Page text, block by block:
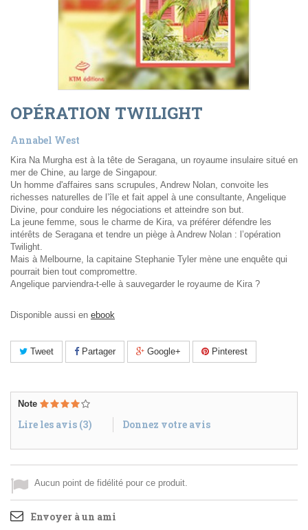
OPÉRATION TWILIGHT
Annabel West
Kira Na Murgha est à la tête de Seragana, un royaume insulaire situé en
mer de Chine, au large de Singapour.
Un homme d'affaires sans scrupules, Andrew Nolan, convoite les
richesses naturelles de l’île et fait appel à une consultante, Angelique
Divine, pour conduire les négociations et atteindre son but.
La jeune femme, sous le charme de Kira, va préférer défendre les
intérêts de Seragana et tendre un piège à Andrew Nolan : l’opération
Twilight.
Mais à Melbourne, la capitaine Stephanie Tyler mène une enquête qui
pourrait bien tout compromettre.
Angelique parviendra-t-elle à sauvegarder le royaume de Kira ?
Disponible aussi en ebook
Tweet Partager Google+ Pinterest
Note
Lire les avis (3) Donnez votre avis
Aucun point de fidélité pour ce produit.
Envoyer à un ami